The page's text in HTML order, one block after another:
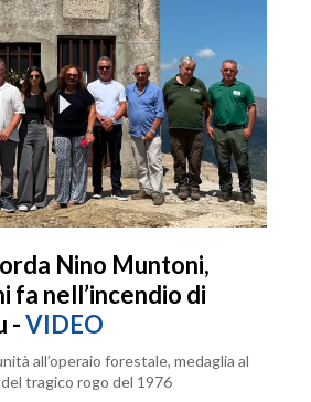
Nino Muntoni,
fa nell’incendio di
-VIDEO
all’operaio forestale, medaglia al
tragico rogo del 1976